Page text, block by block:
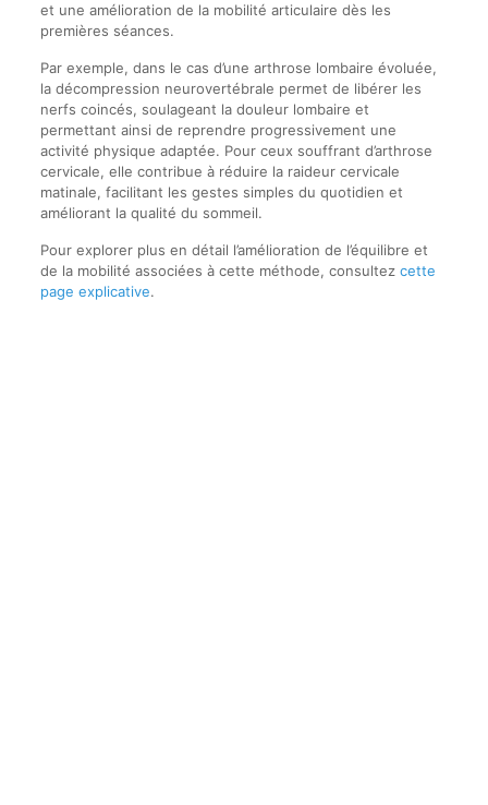
et une amélioration de la mobilité articulaire dès les
premières séances.
Par exemple, dans le cas d’une arthrose lombaire évoluée,
la décompression neurovertébrale permet de libérer les
nerfs coincés, soulageant la douleur lombaire et
permettant ainsi de reprendre progressivement une
activité physique adaptée. Pour ceux souffrant d’arthrose
cervicale, elle contribue à réduire la raideur cervicale
matinale, facilitant les gestes simples du quotidien et
améliorant la qualité du sommeil.
Pour explorer plus en détail l’amélioration de l’équilibre et
de la mobilité associées à cette méthode, consultez cette
page explicative.